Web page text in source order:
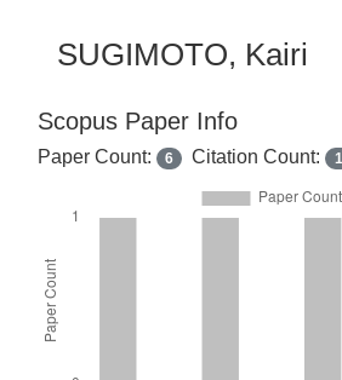
SUGIMOTO, Kairi
Scopus Paper Info
Paper Count: 6 Citation Count: